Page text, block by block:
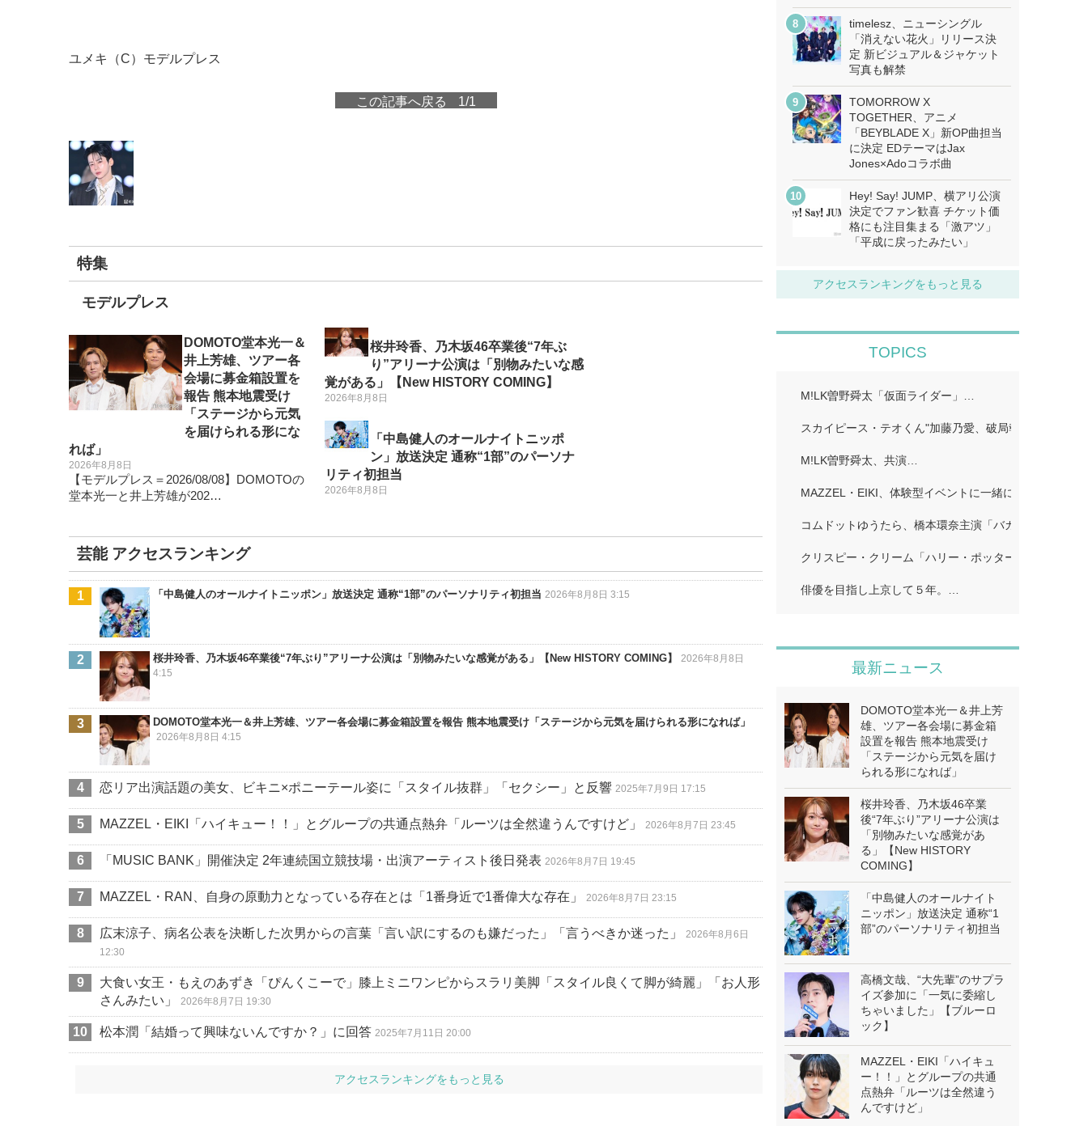
ユメキ（C）モデルプレス
この記事へ戻る 1/1
特集
モデルプレス
DOMOTO堂本光一＆
井上芳雄、ツアー各
会場に募金箱設置を
報告 熊本地震受け
「ステージから元気
を届けられる形にな
れば」
2026年8月8日
【モデルプレス＝2026/08/08】DOMOTOの
堂本光一と井上芳雄が202…
桜井玲香、乃木坂46卒業後“7年ぶ
り”アリーナ公演は「別物みたいな感
覚がある」【New HISTORY COMING】
2026年8月8日
「中島健人のオールナイトニッポ
ン」放送決定 通称“1部”のパーソナ
リティ初担当
2026年8月8日
芸能 アクセスランキング
「中島健人のオールナイトニッポン」放送決定 通称“1部”のパーソナリティ初担当 2026年8月8日 3:15
桜井玲香、乃木坂46卒業後“7年ぶり”アリーナ公演は「別物みたいな感覚がある」【New HISTORY COMING】
2026年8月8日
4:15
DOMOTO堂本光一＆井上芳雄、ツアー各会場に募金箱設置を報告 熊本地震受け「ステージから元気を届けられる形になれば」
2026年8月8日 4:15
恋リア出演話題の美女、ビキニ×ポニーテール姿に「スタイル抜群」「セクシー」と反響 2025年7月9日 17:15
MAZZEL・EIKI「ハイキュー！！」とグループの共通点熱弁「ルーツは全然違うんですけど」 2026年8月7日 23:45
「MUSIC BANK」開催決定 2年連続国立競技場・出演アーティスト後日発表 2026年8月7日 19:45
MAZZEL・RAN、自身の原動力となっている存在とは「1番身近で1番偉大な存在」 2026年8月7日 23:15
広末涼子、病名公表を決断した次男からの言葉「言い訳にするのも嫌だった」「言うべきか迷った」
2026年8月6日
12:30
大食い女王・もえのあずき「ぴんくこーで」膝上ミニワンピからスラリ美脚「スタイル良くて脚が綺麗」「お人形
さんみたい」
2026年8月7日 19:30
松本潤「結婚って興味ないんですか？」に回答 2025年7月11日 20:00
アクセスランキングをもっと見る
timelesz、ニューシングル
「消えない花火」リリース決
定 新ビジュアル＆ジャケット
写真も解禁
TOMORROW X
TOGETHER、アニメ
「BEYBLADE X」新OP曲担当
に決定 EDテーマはJax
Jones×Adoコラボ曲
Hey! Say! JUMP、横アリ公演
決定でファン歓喜 チケット価
格にも注目集まる「激アツ」
「平成に戻ったみたい」
アクセスランキングをもっと見る
TOPICS
M!LK曽野舜太「仮面ライダー」…
スカイピース・テオくん"加藤乃愛、破局報告「どちら
M!LK曽野舜太、共演…
MAZZEL・EIKI、体験型イベントに一緒に行きたい人
コムドットゆうたら、橋本環奈主演「バカンスの法則
クリスピー・クリーム「ハリー・ポッター」…
俳優を目指し上京して５年。…
最新ニュース
DOMOTO堂本光一＆井上芳
雄、ツアー各会場に募金箱
設置を報告 熊本地震受け
「ステージから元気を届け
られる形になれば」
桜井玲香、乃木坂46卒業
後“7年ぶり”アリーナ公演は
「別物みたいな感覚があ
る」【New HISTORY
COMING】
「中島健人のオールナイト
ニッポン」放送決定 通称“1
部”のパーソナリティ初担当
高橋文哉、“大先輩”のサプラ
イズ参加に「一気に委縮し
ちゃいました」【ブルーロ
ック】
MAZZEL・EIKI「ハイキュ
ー！！」とグループの共通
点熱弁「ルーツは全然違う
んですけど」